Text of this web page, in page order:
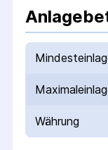
Währung